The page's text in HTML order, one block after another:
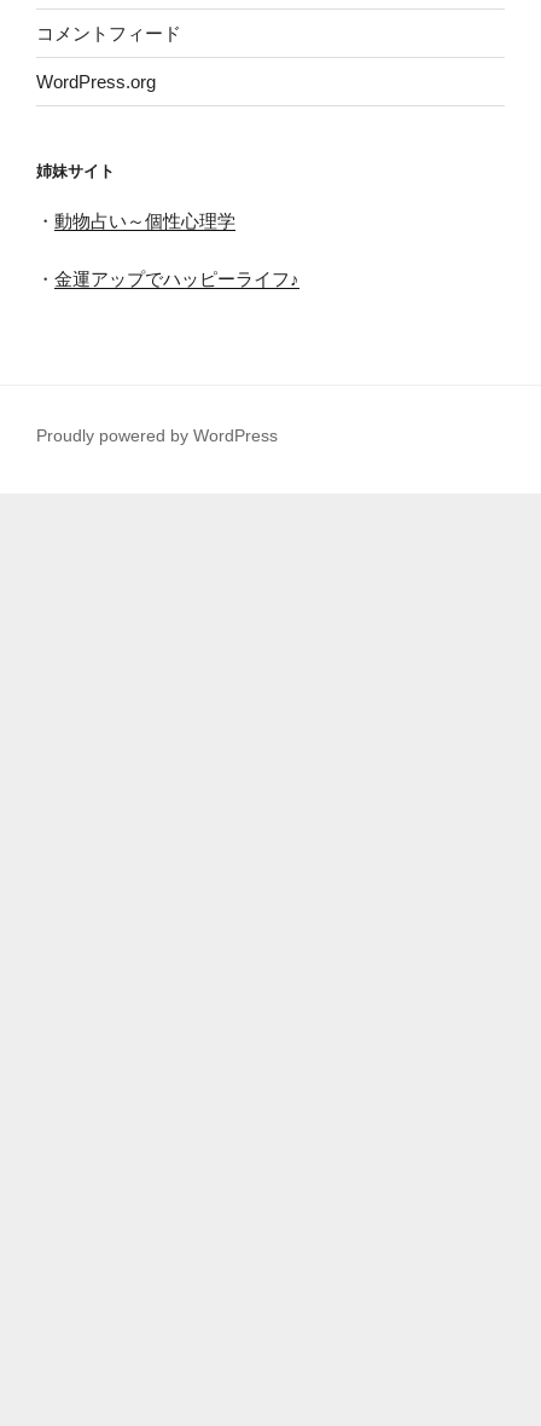
コメントフィード
WordPress.org
姉妹サイト
・ 動物占い～個性心理学
・ 金運アップでハッピーライフ♪
Proudly powered by WordPress